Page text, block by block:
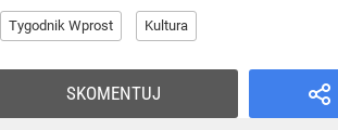
Tygodnik Wprost Kultura
SKOMENTUJ